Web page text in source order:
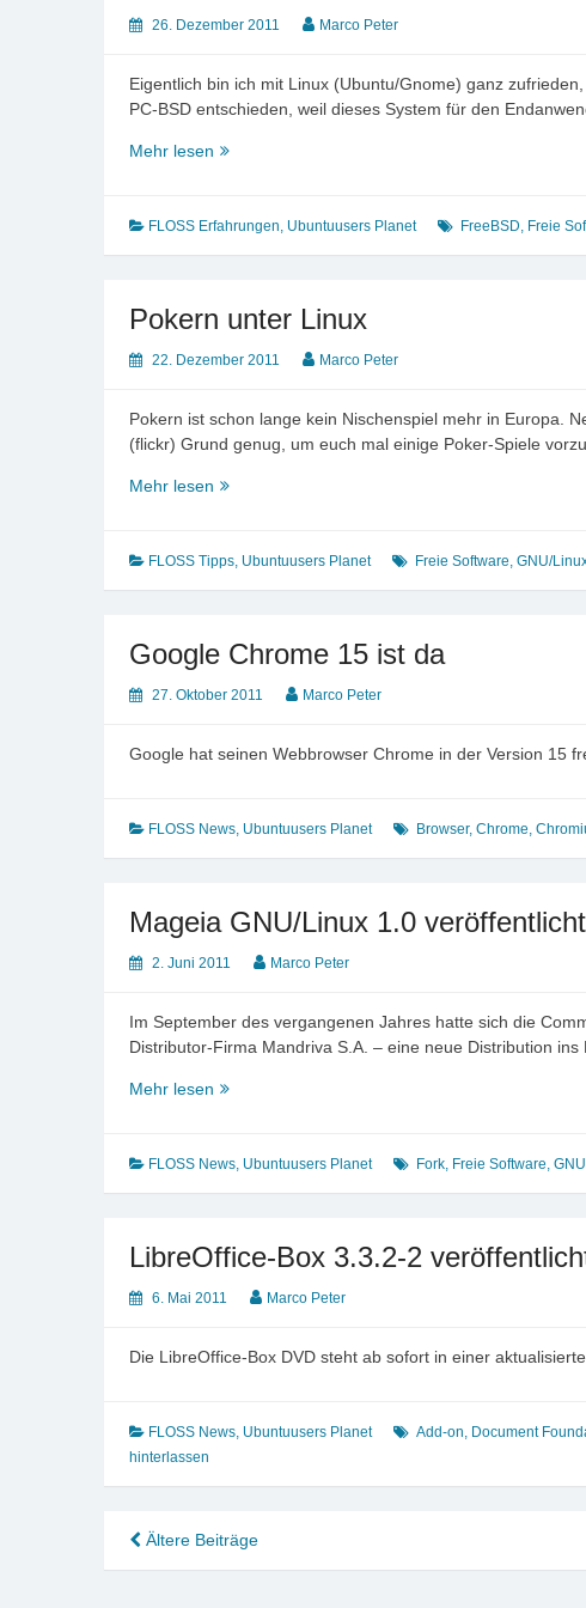
26. Dezember 2011 Marco Peter
Eigentlich bin ich mit Linux (Ubuntu/Gnome) ganz
PC-BSD entschieden, weil dieses System für den
Mehr lesen Meine
Installation
FLOSS Erfahrungen, Ubuntuusers Planet FreeBSD, Freie
Pokern unter Linux
22. Dezember 2011 Marco Peter
Pokern ist schon lange kein Nischenspiel mehr in Europa.
(flickr) Grund genug, um euch mal einige Poker-Spiele
Mehr lesen Pokern
FLOSS Tipps, Ubuntuusers Planet Freie Software, GNU/
Google Chrome 15 ist da
27. Oktober 2011 Marco Peter
Google hat seinen Webbrowser Chrome in der Version 15
FLOSS News, Ubuntuusers Planet Browser, Chrome,
Mageia GNU/Linux 1.0 veröffentlicht
2. Juni 2011 Marco Peter
Im September des vergangenen Jahres hatte sich die
Distributor-Firma Mandriva S.A. – eine neue Distribution
Mehr lesen Mageia
veröffentlicht
FLOSS News, Ubuntuusers Planet Fork, Freie Software, GNU
LibreOffice-Box 3.3.2-2
6. Mai 2011 Marco Peter
Die LibreOffice-Box DVD steht ab sofort in einer
FLOSS News, Ubuntuusers Planet Add-on, Document
hinterlassen
Beitragsnavigation
Ältere Beiträge